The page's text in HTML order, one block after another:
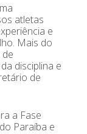
atletas
e
Mais do
disciplina e
de
a Fase
Paraíba e